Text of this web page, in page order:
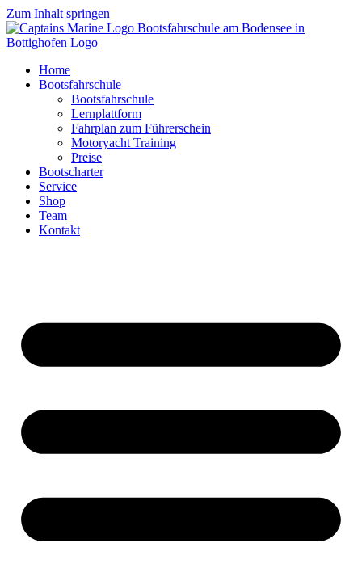
Zum Inhalt springen
Home
Bootsfahrschule
Bootsfahrschule
Lernplattform
Fahrplan zum Führerschein
Motoryacht Training
Preise
Bootscharter
Service
Shop
Team
Kontakt